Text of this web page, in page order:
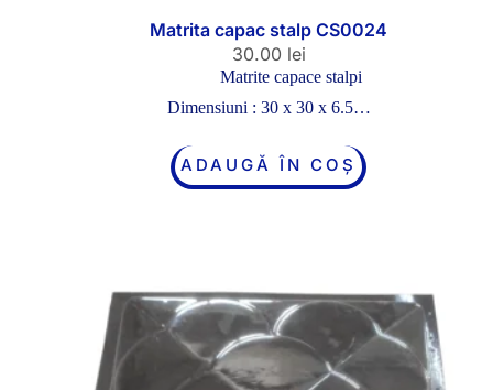
Matrita capac stalp CS0024
30.00 lei
Matrite capace stalpi
Dimensiuni : 30 x 30 x 6.5…
ADAUGĂ ÎN COȘ